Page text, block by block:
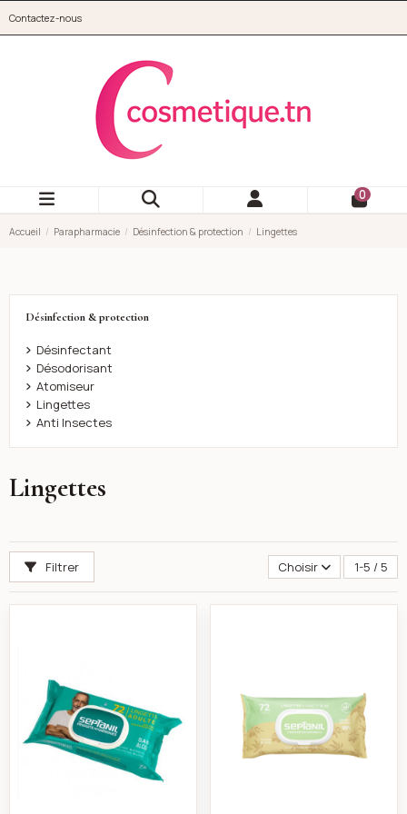
Contactez-nous
0
Accueil Parapharmacie Désinfection & protection Lingettes
Lingettes
Filtrer Choisir 1-5 / 5
Désinfection & protection
Désinfectant
Désodorisant
Atomiseur
Lingettes
Anti Insectes